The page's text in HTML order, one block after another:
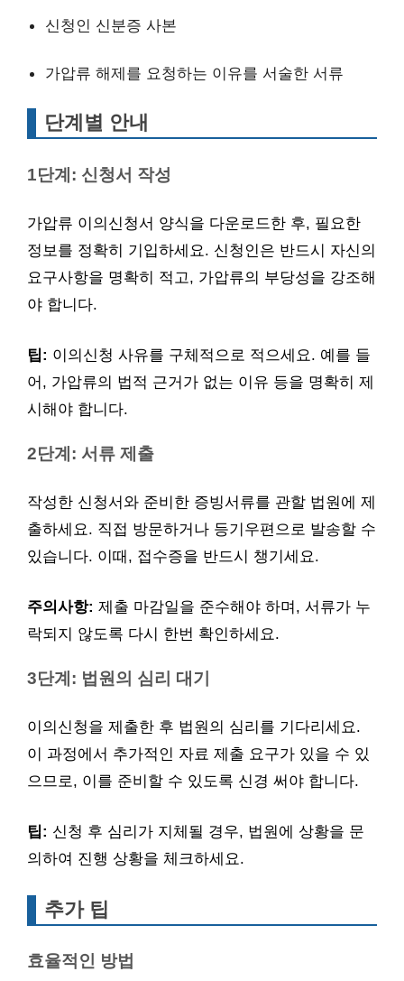
신청인 신분증 사본
가압류 해제를 요청하는 이유를 서술한 서류
단계별 안내
1단계: 신청서 작성
가압류 이의신청서 양식을 다운로드한 후, 필요한
정보를 정확히 기입하세요. 신청인은 반드시 자신의
요구사항을 명확히 적고, 가압류의 부당성을 강조해
야 합니다.
팁: 이의신청 사유를 구체적으로 적으세요. 예를 들
어, 가압류의 법적 근거가 없는 이유 등을 명확히 제
시해야 합니다.
2단계: 서류 제출
작성한 신청서와 준비한 증빙서류를 관할 법원에 제
출하세요. 직접 방문하거나 등기우편으로 발송할 수
있습니다. 이때, 접수증을 반드시 챙기세요.
주의사항: 제출 마감일을 준수해야 하며, 서류가 누
락되지 않도록 다시 한번 확인하세요.
3단계: 법원의 심리 대기
이의신청을 제출한 후 법원의 심리를 기다리세요.
이 과정에서 추가적인 자료 제출 요구가 있을 수 있
으므로, 이를 준비할 수 있도록 신경 써야 합니다.
팁: 신청 후 심리가 지체될 경우, 법원에 상황을 문
의하여 진행 상황을 체크하세요.
추가 팁
효율적인 방법